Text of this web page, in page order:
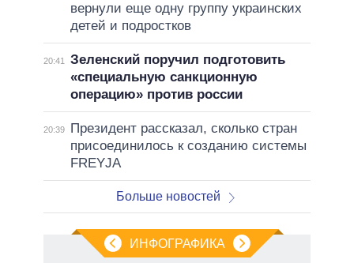
вернули еще одну группу украинских
детей и подростков
20:41 Зеленский поручил подготовить
«специальную санкционную
операцию» против россии
20:39
Президент рассказал, сколько стран
присоединилось к созданию системы
FREYJA
Больше новостей
ИНФОГРАФИКА